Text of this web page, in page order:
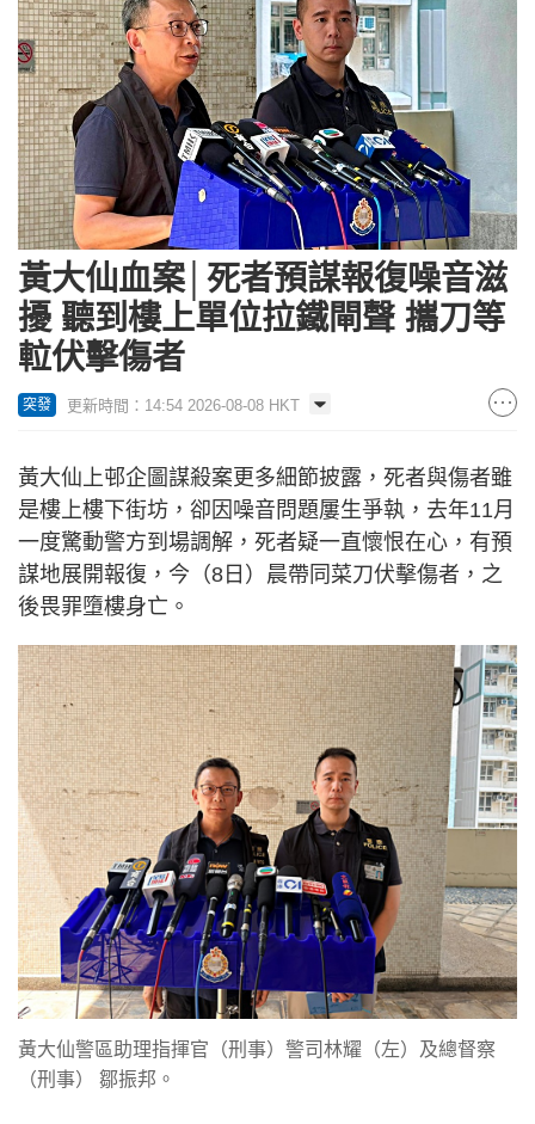
黃大仙血案│死者預謀報復噪音滋
擾 聽到樓上單位拉鐵閘聲 攜刀等
𨋢伏擊傷者
突發 更新時間：14:54 2026-08-08 HKT
黃大仙上邨企圖謀殺案更多細節披露，死者與傷者雖
是樓上樓下街坊，卻因噪音問題屢生爭執，去年11月
一度驚動警方到場調解，死者疑一直懷恨在心，有預
謀地展開報復，今（8日）晨帶同菜刀伏擊傷者，之
後畏罪墮樓身亡。
黃大仙警區助理指揮官（刑事）警司林耀（左）及總督察
（刑事） 鄒振邦。